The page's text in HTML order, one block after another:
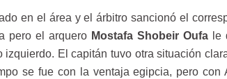
en el área y el árbitro sancionó el
pero el arquero Mostafa Shobeir Oufa le
El capitán tuvo otra situación
se fue con la ventaja egipcia, pero con